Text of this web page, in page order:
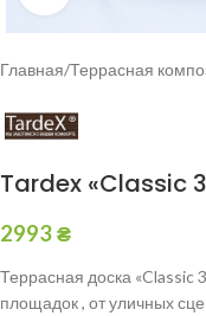
Главная Террасная
Tardex «Classic
2993₴
Террасная доска «Classic
площадок , от уличных